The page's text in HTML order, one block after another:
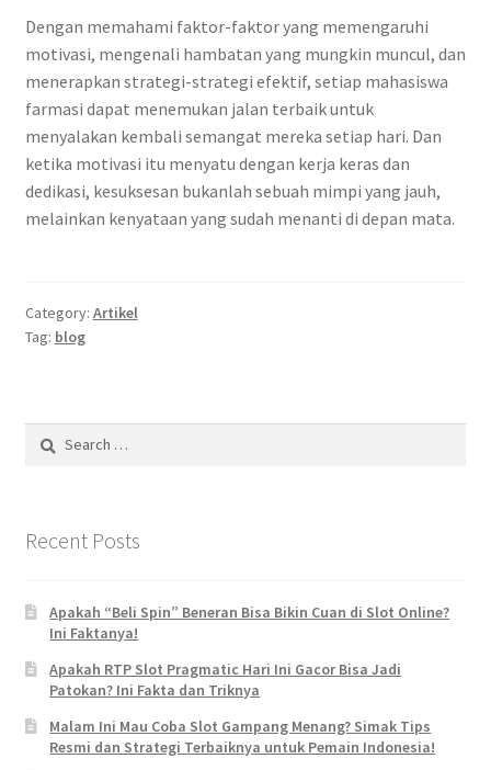
Dengan memahami faktor-faktor yang memengaruhi
motivasi, mengenali hambatan yang mungkin muncul, dan
menerapkan strategi-strategi efektif, setiap mahasiswa
farmasi dapat menemukan jalan terbaik untuk
menyalakan kembali semangat mereka setiap hari. Dan
ketika motivasi itu menyatu dengan kerja keras dan
dedikasi, kesuksesan bukanlah sebuah mimpi yang jauh,
melainkan kenyataan yang sudah menanti di depan mata.
Category: Artikel
Tag: blog
Recent Posts
Apakah “Beli Spin” Beneran Bisa Bikin Cuan di Slot Online?
Ini Faktanya!
Apakah RTP Slot Pragmatic Hari Ini Gacor Bisa Jadi
Patokan? Ini Fakta dan Triknya
Malam Ini Mau Coba Slot Gampang Menang? Simak Tips
Resmi dan Strategi Terbaiknya untuk Pemain Indonesia!